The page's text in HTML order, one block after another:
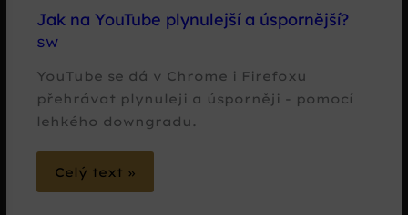
Jak na YouTube plynulejší a úspornější?
SW
YouTube se dá v Chrome i Firefoxu
přehrávat plynuleji a úsporněji - pomocí
lehkého downgradu.
Celý text »